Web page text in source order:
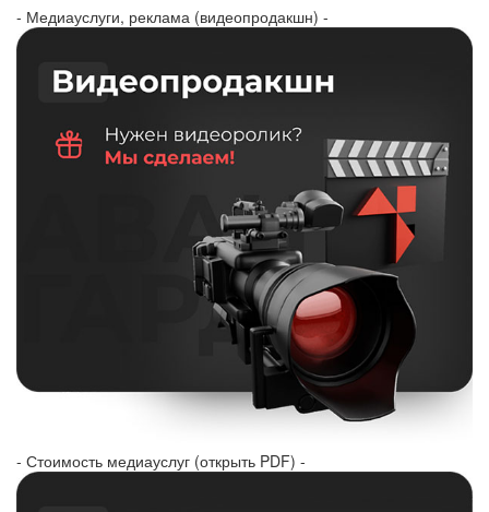
- Медиауслуги, реклама (видеопродакшн) -
- Стоимость медиауслуг (открыть PDF) -